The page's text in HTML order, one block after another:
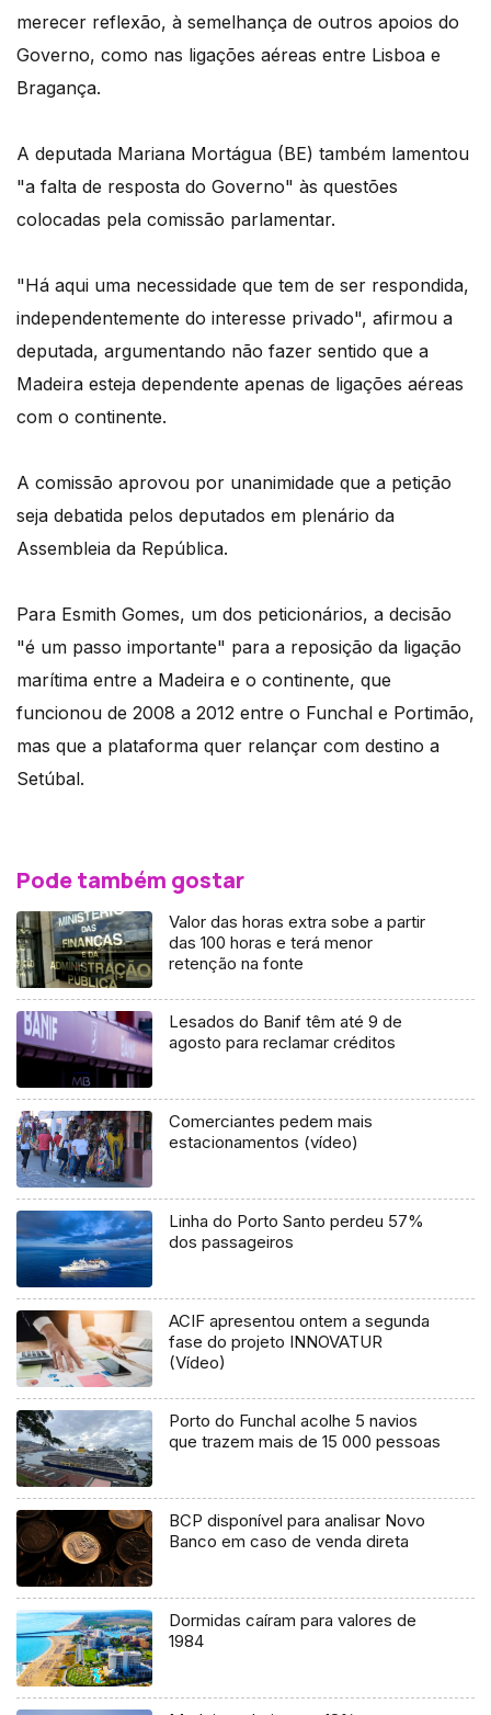
merecer reflexão, à semelhança de outros apoios do
Governo, como nas ligações aéreas entre Lisboa e
Bragança.
A deputada Mariana Mortágua (BE) também lamentou
"a falta de resposta do Governo" às questões
colocadas pela comissão parlamentar.
"Há aqui uma necessidade que tem de ser respondida,
independentemente do interesse privado", afirmou a
deputada, argumentando não fazer sentido que a
Madeira esteja dependente apenas de ligações aéreas
com o continente.
A comissão aprovou por unanimidade que a petição
seja debatida pelos deputados em plenário da
Assembleia da República.
Para Esmith Gomes, um dos peticionários, a decisão
"é um passo importante" para a reposição da ligação
marítima entre a Madeira e o continente, que
funcionou de 2008 a 2012 entre o Funchal e Portimão,
mas que a plataforma quer relançar com destino a
Setúbal.
Pode também gostar
Valor das horas extra sobe a partir
das 100 horas e terá menor
retenção na fonte
Lesados do Banif têm até 9 de
agosto para reclamar créditos
Comerciantes pedem mais
estacionamentos (vídeo)
Linha do Porto Santo perdeu 57%
dos passageiros
ACIF apresentou ontem a segunda
fase do projeto INNOVATUR
(Vídeo)
Porto do Funchal acolhe 5 navios
que trazem mais de 15 000 pessoas
BCP disponível para analisar Novo
Banco em caso de venda direta
Dormidas caíram para valores de
1984